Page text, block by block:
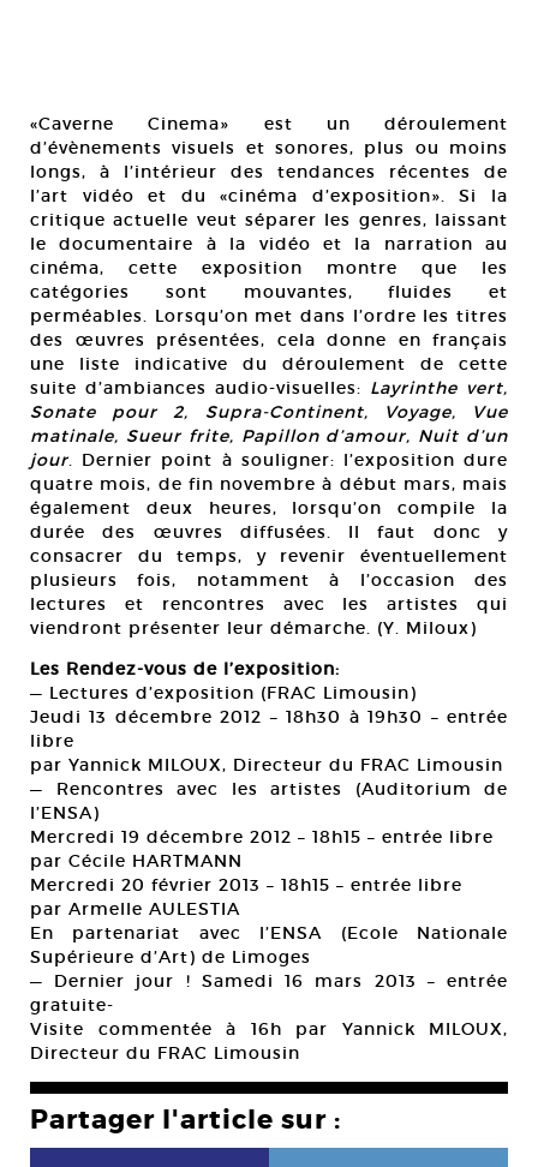
«Caverne Cinema» est un déroulement
d’évènements visuels et sonores, plus ou moins
longs, à l’intérieur des tendances récentes de
l’art vidéo et du «cinéma d’exposition». Si la
critique actuelle veut séparer les genres, laissant
le documentaire à la vidéo et la narration au
cinéma, cette exposition montre que les
catégories sont mouvantes, fluides et
perméables. Lorsqu’on met dans l’ordre les titres
des œuvres présentées, cela donne en français
une liste indicative du déroulement de cette
suite d’ambiances audio-visuelles: Layrinthe vert,
Sonate pour 2, Supra-Continent, Voyage, Vue
matinale, Sueur frite, Papillon d’amour, Nuit d’un
jour. Dernier point à souligner: l’exposition dure
quatre mois, de fin novembre à début mars, mais
également deux heures, lorsqu’on compile la
durée des œuvres diffusées. Il faut donc y
consacrer du temps, y revenir éventuellement
plusieurs fois, notamment à l’occasion des
lectures et rencontres avec les artistes qui
viendront présenter leur démarche. (Y. Miloux)
Les Rendez-vous de l’exposition:
— Lectures d’exposition (FRAC Limousin)
Jeudi 13 décembre 2012 – 18h30 à 19h30 – entrée
libre
par Yannick MILOUX, Directeur du FRAC Limousin
— Rencontres avec les artistes (Auditorium de
l’ENSA)
Mercredi 19 décembre 2012 – 18h15 – entrée libre
par Cécile HARTMANN
Mercredi 20 février 2013 – 18h15 – entrée libre
par Armelle AULESTIA
En partenariat avec l’ENSA (Ecole Nationale
Supérieure d’Art) de Limoges
— Dernier jour ! Samedi 16 mars 2013 – entrée
gratuite-
Visite commentée à 16h par Yannick MILOUX,
Directeur du FRAC Limousin
Partager l'article sur :